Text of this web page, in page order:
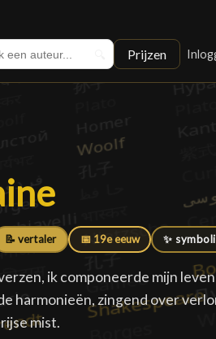
Prijzen
📝 vertaler 📅 19e eeuw ✨
ik componeerde mijn
harmonieën, zingend over
mist.